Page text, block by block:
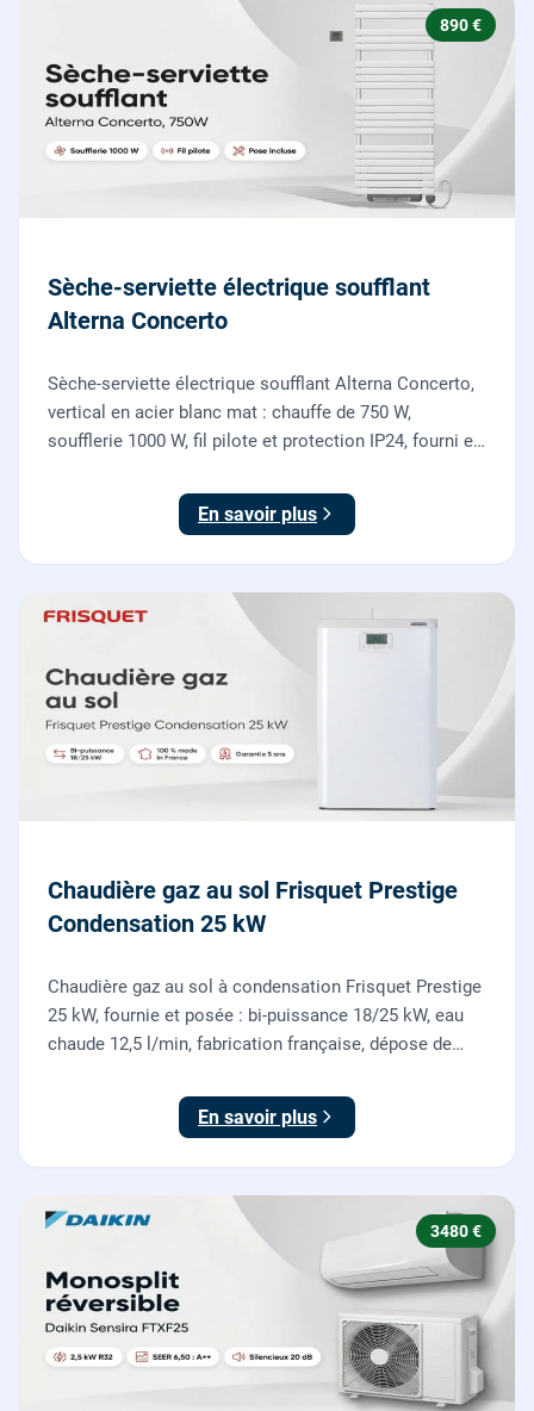
890 €
Sèche-serviette électrique soufflant
Alterna Concerto
Sèche-serviette électrique soufflant Alterna Concerto,
vertical en acier blanc mat : chauffe de 750 W,
soufflerie 1000 W, fil pilote et protection IP24, fourni et
En savoir plus
Chaudière gaz au sol Frisquet Prestige
Condensation 25 kW
Chaudière gaz au sol à condensation Frisquet Prestige
25 kW, fournie et posée : bi-puissance 18/25 kW, eau
chaude 12,5 l/min, fabrication française, dépose de
En savoir plus
3480 €